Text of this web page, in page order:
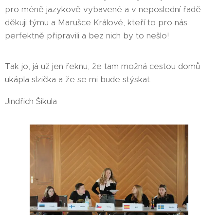
pro méně jazykově vybavené a v neposlední řadě
děkuji týmu a Marušce Králové, kteří to pro nás
perfektně připravili a bez nich by to nešlo!
Tak jo, já už jen řeknu, že tam možná cestou domů
ukápla slzička a že se mi bude stýskat.
Jindřich Šikula